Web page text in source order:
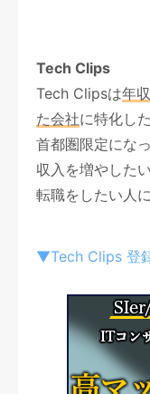
Tech Clips
Tech Clipsは年
た会社に特化し
首都圏限定にな
収入を増やした
転職をしたい人
▼Tech Clips 登